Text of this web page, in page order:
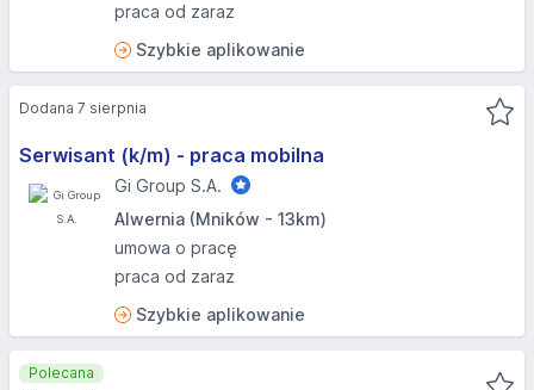
praca od zaraz
Szybkie aplikowanie
Serwisant (k/m) - praca mobilna
Gi Group S.A.
Alwernia (Mników - 13km)
umowa o pracę
praca od zaraz
Szybkie aplikowanie
Dodana 7 sierpnia
Polecana